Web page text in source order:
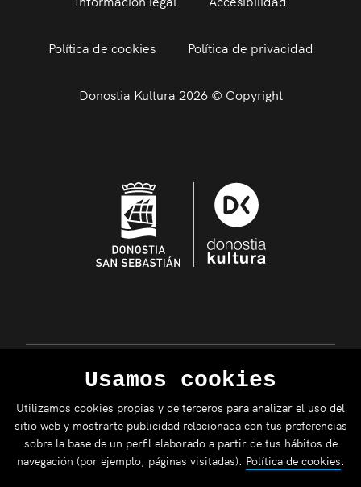
Política de cookies Política de privacidad
Donostia Kultura 2026 © Copyright
Usamos cookies
Utilizamos cookies propias y de terceros para analizar el uso del
sitio web y mostrarte publicidad relacionada con tus preferencias
sobre la base de un perfil elaborado a partir de tus hábitos de
navegación (por ejemplo, páginas visitadas). Política de cookies.